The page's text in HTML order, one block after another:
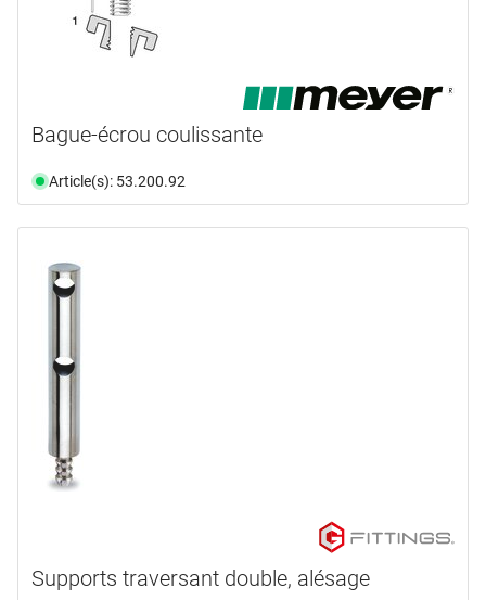
Bague-écrou coulissante
Article(s): 53.200.92
Supports traversant double, alésage